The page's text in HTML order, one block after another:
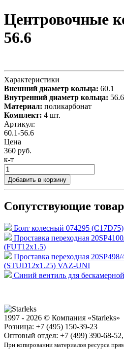
Центровочные
56.6
Характеристики
Внешний диаметр кольца: 60.1
Внутренний диаметр кольца: 56.6
Материал: поликарбонат
Комплект: 4 шт.
Артикул:
60.1-56.6
Цена
360 руб.
к-т
Добавить в корзину
Сопутствующие
Болт колесный 074295 (C17D75)
Проставка переходная
(FUT12x1.5)
Проставка переходная
(STUD12x1.25) VAZ-UNI
Синий вентиль для
1997 - 2026 © Компания «Starleks»
Розница: +7 (495) 150-39-23
Оптовый отдел: +7 (499) 390-68-
При копировании материалов ресурса